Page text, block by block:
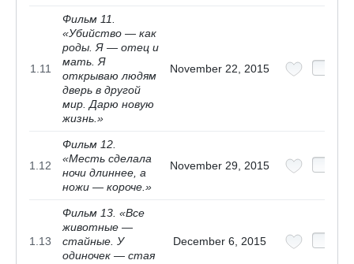
1.11
Фильм 11.
«Убийство — как
роды. Я — отец и
мать. Я
открываю людям
дверь в другой
мир. Дарю новую
жизнь.»
November 22, 2015
1.12
Фильм 12.
«Месть сделала
ночи длиннее, а
ножи — короче.»
November 29, 2015
1.13
Фильм 13. «Все
животные —
стайные. У
одиночек — стая
December 6, 2015